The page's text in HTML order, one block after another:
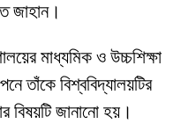
জাহান।
মাধ্যমিক ও উচ্চশিক্ষা
তাঁকে বিশ্ববিদ্যালয়টির
বিষয়টি জানানো হয়।